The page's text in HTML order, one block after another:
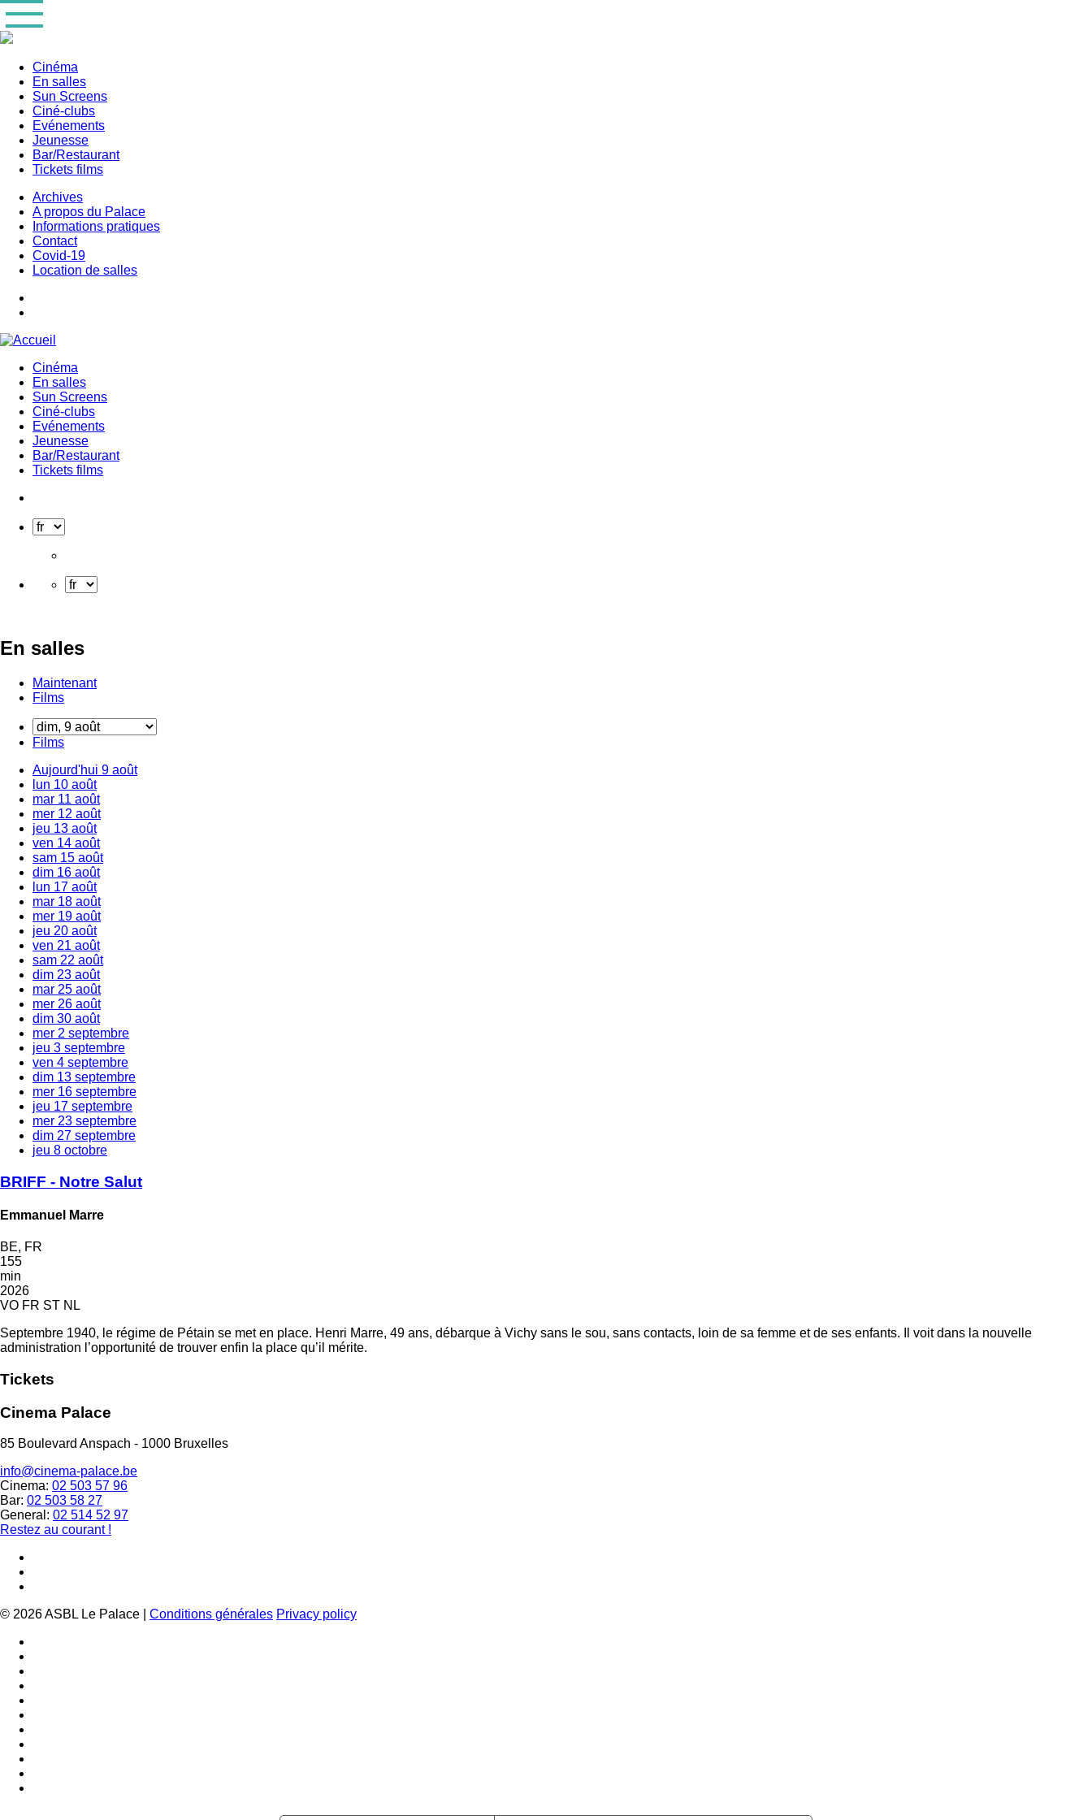
Aller
au
contenu
Main
navigation
Cinéma
En salles
Sun Screens
Ciné-clubs
Evénements
Jeunesse
Bar/Restaurant
Tickets films
Archives
A propos du Palace
Informations pratiques
Contact
Covid-19
Location de salles
Cinéma
En salles
Sun Screens
Ciné-clubs
Evénements
Jeunesse
Bar/Restaurant
Tickets films
En salles
Maintenant
Films
Films
Aujourd'hui 9 août
lun 10 août
mar 11 août
mer 12 août
jeu 13 août
ven 14 août
sam 15 août
dim 16 août
lun 17 août
mar 18 août
mer 19 août
jeu 20 août
ven 21 août
sam 22 août
dim 23 août
mar 25 août
mer 26 août
dim 30 août
mer 2 septembre
jeu 3 septembre
ven 4 septembre
dim 13 septembre
mer 16 septembre
jeu 17 septembre
mer 23 septembre
dim 27 septembre
jeu 8 octobre
BRIFF - Notre Salut
Emmanuel Marre
BE, FR
155
min
2026
VO FR ST NL
Septembre 1940, le régime de Pétain se met en place. Henri Marre, 49 ans, débarque à Vichy sans le sou, sans contacts, loin de sa femme et de ses enfants. Il voit dans la nouvelle
administration l’opportunité de trouver enfin la place qu’il mérite.
Tickets
Cinema Palace
85 Boulevard Anspach - 1000 Bruxelles
info@cinema-palace.be
Cinema: 02 503 57 96
Bar: 02 503 58 27
General: 02 514 52 97
Restez au courant !
© 2026 ASBL Le Palace | Conditions générales Privacy policy